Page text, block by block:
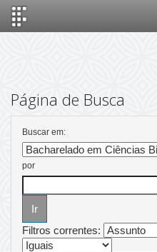
Página de Busca
Buscar em:
por
Filtros correntes: